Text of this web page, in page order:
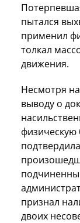
пытался
применил
толкал
движения.
Несмотря
выводу о
физическую
признал
двоих